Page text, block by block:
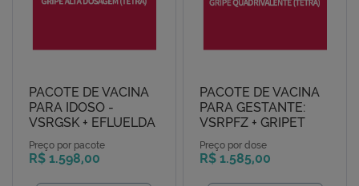
PACOTE DE VACINA
PARA IDOSO -
VSRGSK + EFLUELDA
Preço por pacote
R$ 1.598,00
PACOTE DE VACINA
PARA GESTANTE:
VSRPFZ + GRIPET
Preço por dose
R$ 1.585,00